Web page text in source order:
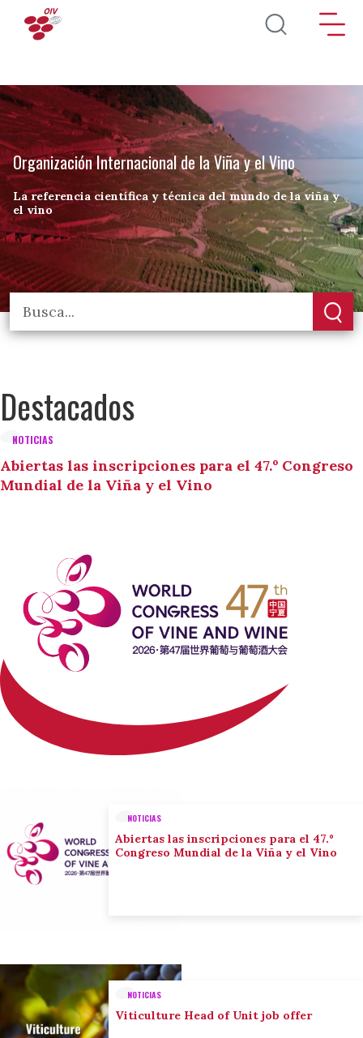
Pasar al contenido principal
Organización Internacional de la Viña y el Vino
La referencia científica y técnica del mundo de la viña y
el vino
Destacados
NOTICIAS
Abiertas las inscripciones para el 47.º Congreso
Mundial de la Viña y el Vino
NOTICIAS
Abiertas las inscripciones para el 47.º
Congreso Mundial de la Viña y el Vino
NOTICIAS
Viticulture Head of Unit job offer